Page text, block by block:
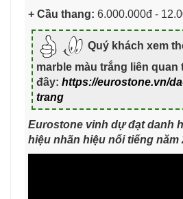
+ Cầu thang: 6.000.000đ -
Quý khách xem
marble màu trắng liên quan
đây: https://eurostone.vn/
trang
Eurostone vinh dự đạt danh
hiệu nhãn hiệu nổi tiếng năm